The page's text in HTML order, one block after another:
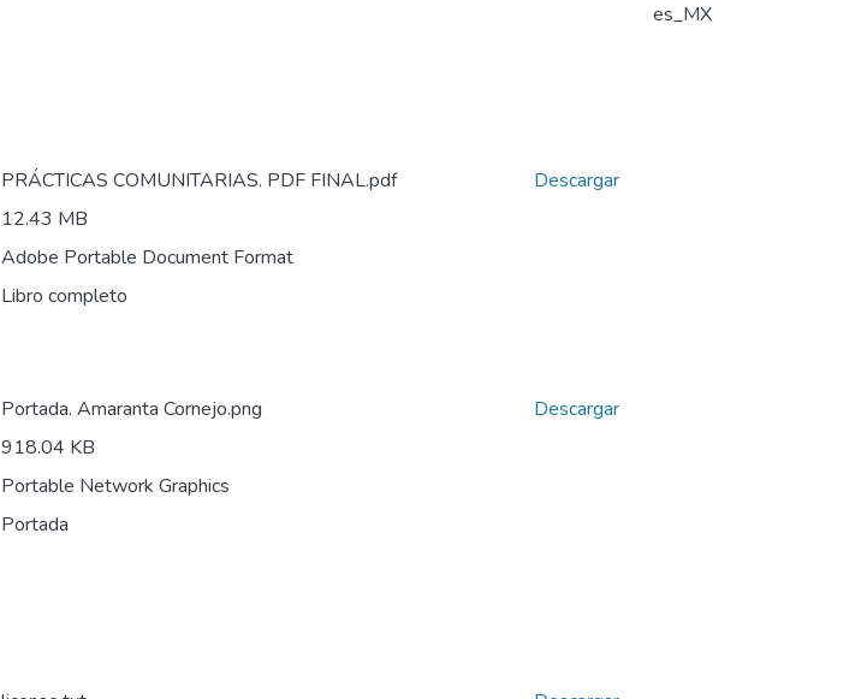
es_MX
PRÁCTICAS COMUNITARIAS. PDF FINAL.pdf
12.43 MB
Adobe Portable Document Format
Libro completo
Descargar
Portada. Amaranta Cornejo.png
918.04 KB
Portable Network Graphics
Portada
Descargar